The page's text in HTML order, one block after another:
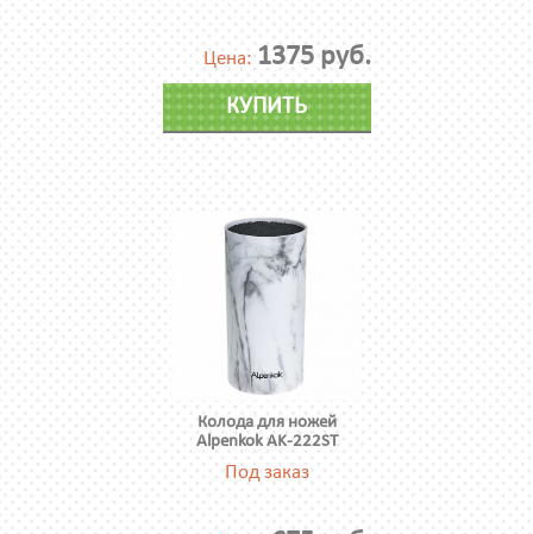
Цена: 1375 руб.
КУПИТЬ
Колода для ножей
Alpenkok AK-222ST
Под заказ